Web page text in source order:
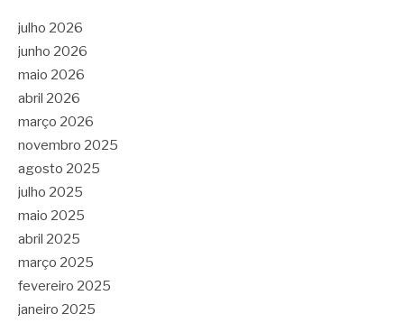
julho 2026
junho 2026
maio 2026
abril 2026
março 2026
novembro 2025
agosto 2025
julho 2025
maio 2025
abril 2025
março 2025
fevereiro 2025
janeiro 2025